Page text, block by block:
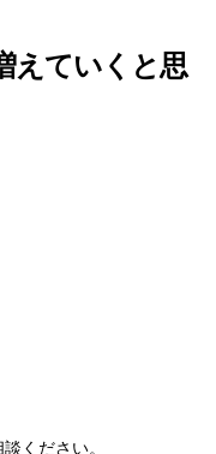
えていくと思
ください。